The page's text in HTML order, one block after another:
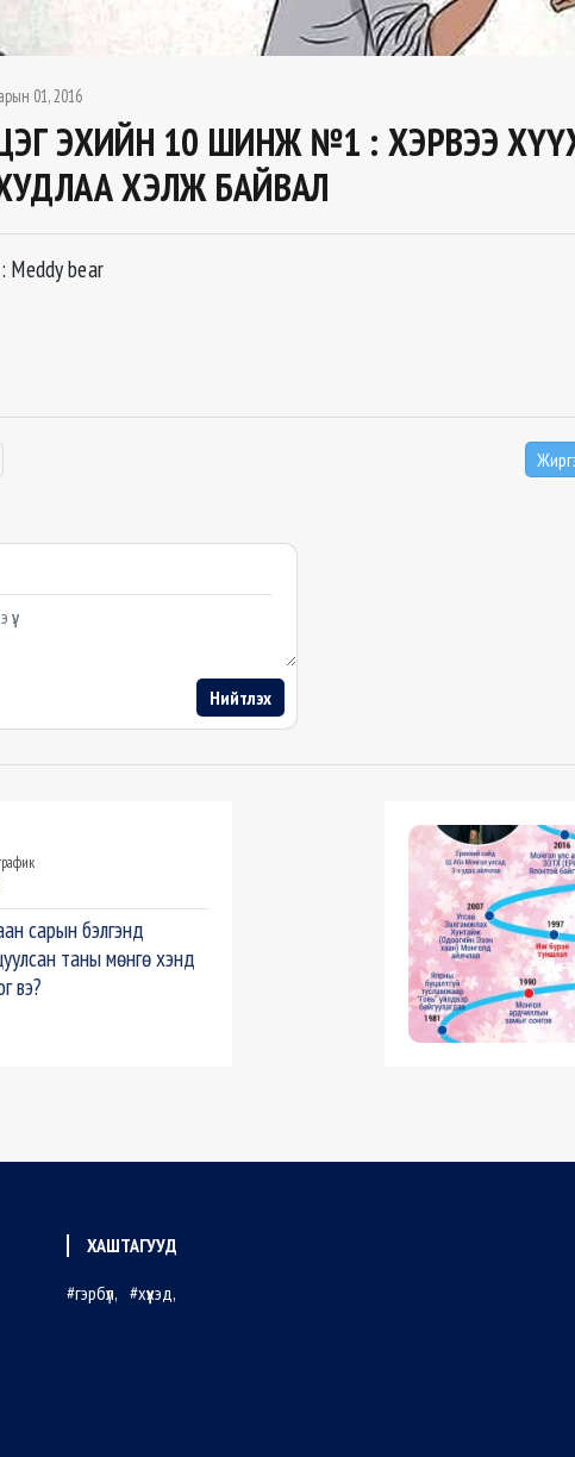
01, 2016
ЭХИЙН 10 ШИНЖ №1 : ХЭРВЭЭ
ХЭЛЖ БАЙВАЛ
Meddy bear
Нийтлэх
сарын бэлгэнд
таны мөнгө хэнд
вэ?
ХАШТАГУУД
гэрбүл
хүүхэд